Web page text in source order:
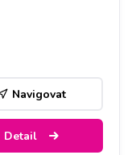
Navigovat
Detail